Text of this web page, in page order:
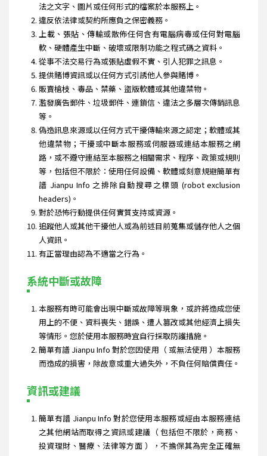
法之文字、圖片或任何形式的檔案於本服務上。
違反依法律或契約所應負之保密義務。
上載、張貼、傳輸或散佈任何含有電腦病毒或任何對電腦
軟、硬體產生中斷、破壞或限制功能之程式碼之資料。
從事不法交易行為或張貼虛假不實、引人犯罪之訊息。
提供賭博資訊或以任何方式引誘他人參與賭博。
販賣槍枝、毒品、禁藥、盜版軟體或其他違禁物。
濫發廣告郵件、垃圾郵件、連鎖信、違法之多層次傳銷訊息
等。
偽造訊息來源或以任何方式干擾傳輸來源之認定；軟體或其
他違禁物；干擾或中斷本服務或伺服器或連結本服務之網
路，或不遵守連結至本服務之相關需求、程序、政策或規則
等，包括但不限於：使用任何設備、軟體或刻意規避簡單有
譜 Jianpu Info 之排除自動搜尋之標頭 (robot exclusion
headers)。
對於恐怖行動提供任何實質支持或資源。
追蹤他人或其他干擾他人或為前述目前蒐集或儲存他人之個
人資訊。
有正當理由認為不適當之行為。
系統中斷或故障
本服務有時可能會出現中斷或故障等現象，或許將造成您使
用上的不便、資料喪失、錯誤、遭人篡改或其他經濟上損失
等情形。您於使用本服務時宜自行採取防護措施。
簡單有譜 Jianpu Info 對於您因使用（ 或無法使用 ）本服務
而造成的損害，除故意或重大過失外，不負任何賠償責任。
資訊或建議
簡單有譜 Jianpu Info 對於您使用本服務或經由本服務連結
之其他網站而取得之資訊或建議（ 包括但不限於，商務、
投資理財、醫療、法律等方面 ），不擔保其為完全正確無